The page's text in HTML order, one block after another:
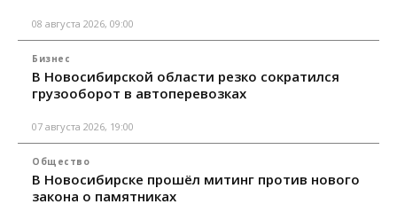
08 августа 2026, 09:00
Бизнес
В Новосибирской области резко сократился
грузооборот в автоперевозках
07 августа 2026, 19:00
Общество
В Новосибирске прошёл митинг против нового
закона о памятниках